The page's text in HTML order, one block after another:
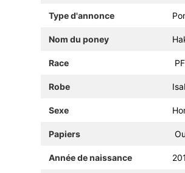
Type d'annonce
Nom du poney
Race
Robe
Sexe
Papiers
Année de naissance